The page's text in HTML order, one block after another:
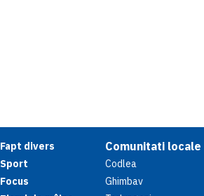
Fapt divers
Sport
Focus
Comunitati locale
Codlea
Ghimbav